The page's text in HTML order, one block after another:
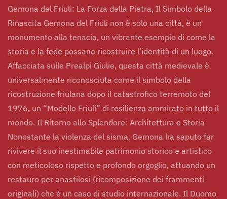
Friuli
Esplora la Regione Friuli-Venezia Giulia Il Borgo
Dettagli Esperienze
Gemona del Friuli: La Forza della Pietra, Il Simbolo della
Rinascita Gemona del Friuli non è solo una città, è un
monumento alla tenacia, un vibrante esempio di come la
storia e la fede possano ricostruire l’identità di un luogo.
Affacciata sulle Prealpi Giulie, questa città medievale è
universalmente riconosciuta come il simbolo della
ricostruzione friulana dopo il catastrofico terremoto del
1976, un “Modello Friuli” di resilienza ammirato in tutto il
mondo. Il Ritorno allo Splendore: Architettura e Storia
Nonostante la violenza del sisma, Gemona ha saputo far
rivivere il suo inestimabile patrimonio storico e artistico
con meticoloso rispetto e profondo orgoglio, attuando un
restauro per anastilosi (ricomposizione dei frammenti
originali) che è un caso di studio internazionale. Il Duomo